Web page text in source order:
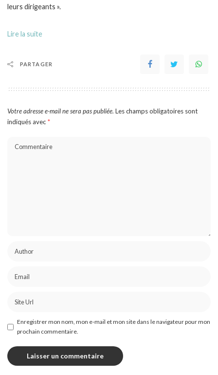
leurs dirigeants ».
Lire la suite
PARTAGER
Votre adresse e-mail ne sera pas publiée. Les champs obligatoires sont
indiqués avec *
Enregistrer mon nom, mon e-mail et mon site dans le navigateur pour mon
prochain commentaire.